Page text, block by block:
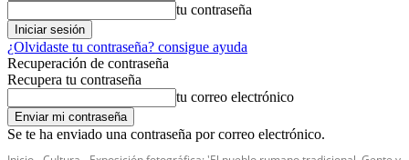
tu contraseña
¿Olvidaste tu contraseña? consigue ayuda
Recuperación de contraseña
Recupera tu contraseña
tu correo electrónico
Se te ha enviado una contraseña por correo electrónico.